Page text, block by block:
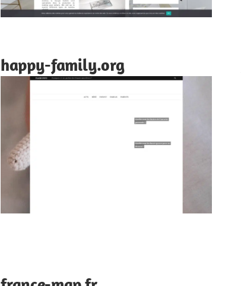
happy-family.org